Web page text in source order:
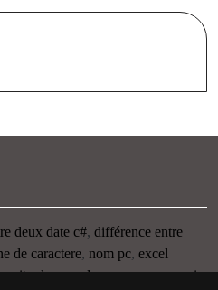
deux date c#, différence entre
de caractere, nom pc, excel
le nom de son pc,raccourci